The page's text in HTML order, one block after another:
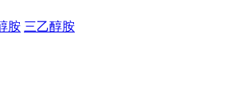
胺 三乙醇胺